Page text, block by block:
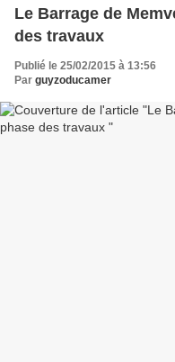
Le Barrage de
des travaux
Publié le 25/02/2015 à 13:56
Par guyzoducamer